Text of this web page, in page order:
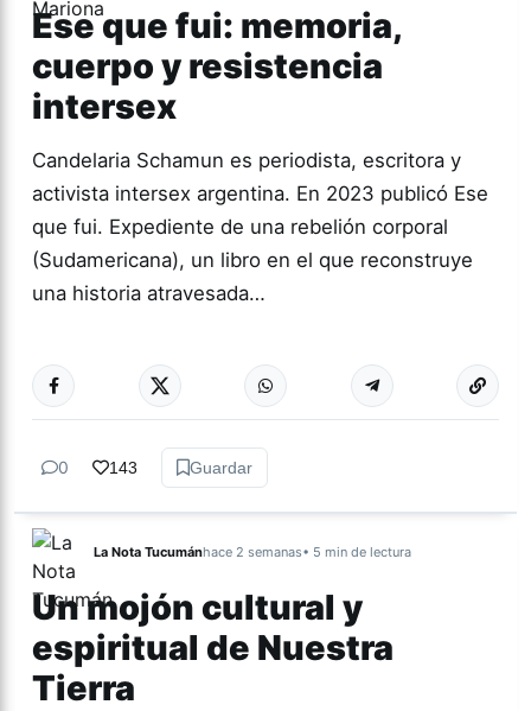
Ese que fui: memoria,
cuerpo y resistencia
intersex
Candelaria Schamun es periodista, escritora y
activista intersex argentina. En 2023 publicó Ese
que fui. Expediente de una rebelión corporal
(Sudamericana), un libro en el que reconstruye
una historia atravesada…
GÉNERO Y
DIVERSIDAD
Más
0 143 Guardar
La Nota Tucumánhace 2 semanas• 5 min de lectura
Un mojón cultural y
espiritual de Nuestra
Tierra